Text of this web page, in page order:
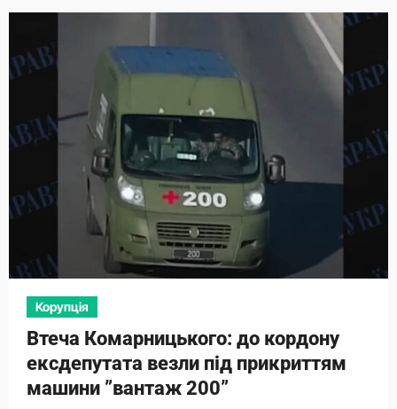
Корупція
Втеча Комарницького: до кордону
ексдепутата везли під прикриттям
машини ”вантаж 200”